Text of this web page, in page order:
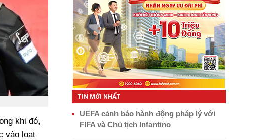
khi đó,
vào loạt
TIN MỚI NHẤT
UEFA cảnh báo hành động pháp lý với
FIFA và Chủ tịch Infantino